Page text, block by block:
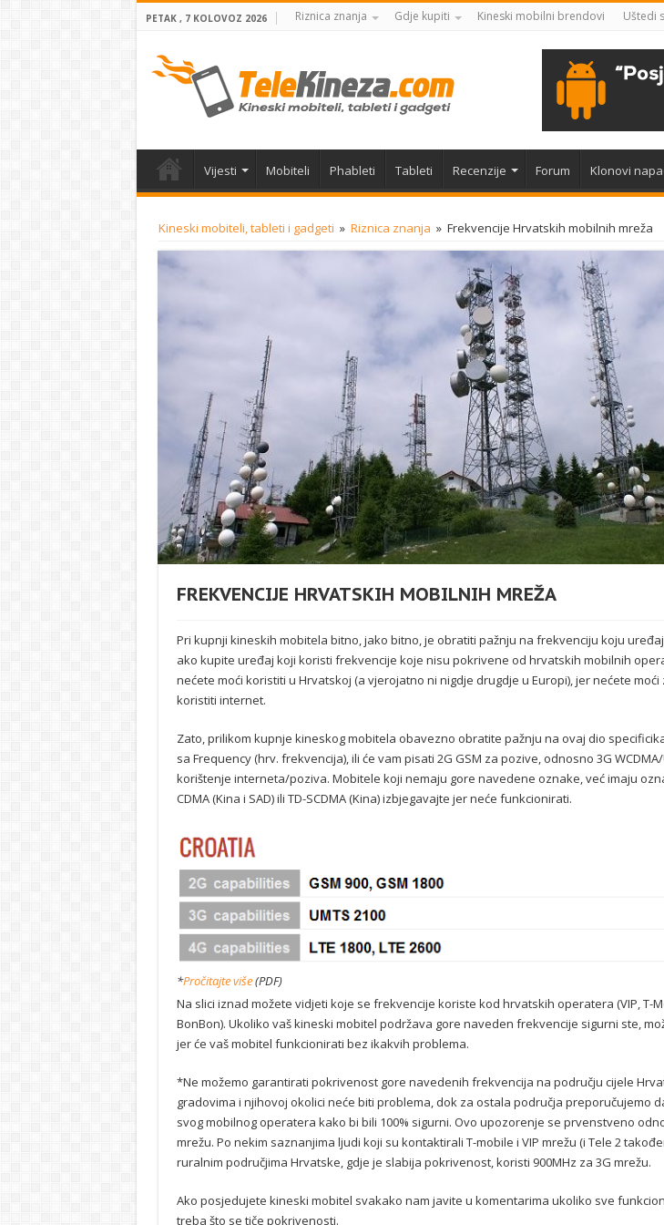
PETAK , 7 KOLOVOZ 2026 Riznica znanja Gdje kupiti Kineski mobilni brendovi Uštedi
Vijesti Mobiteli Phableti Tableti Recenzije Forum Klonovi
Kineski mobiteli, tableti i gadgeti » Riznica znanja » Frekvencije Hrvatskih mobilnih mreža
FREKVENCIJE HRVATSKIH MOBILNIH MREŽA
Pri kupnji kineskih mobitela bitno, jako bitno, je obratiti pažnju na frekvenciju koju uređaj
ako kupite uređaj koji koristi frekvencije koje nisu pokrivene od hrvatskih mobilnih
nećete moći koristiti u Hrvatskoj (a vjerojatno ni nigdje drugdje u Europi), jer nećete moći
koristiti internet.
Zato, prilikom kupnje kineskog mobitela obavezno obratite pažnju na ovaj dio
sa Frequency (hrv. frekvencija), ili će vam pisati 2G GSM za pozive, odnosno 3G
korištenje interneta/poziva. Mobitele koji nemaju gore navedene oznake, već imaju
CDMA (Kina i SAD) ili TD-SCDMA (Kina) izbjegavajte jer neće funkcionirati.
*Pročitajte više(PDF)
Na slici iznad možete vidjeti koje se frekvencije koriste kod hrvatskih operatera (VIP, T-
BonBon). Ukoliko vaš kineski mobitel podržava gore naveden frekvencije sigurni ste,
jer će vaš mobitel funkcionirati bez ikakvih problema.
*Ne možemo garantirati pokrivenost gore navedenih frekvencija na području cijele
gradovima i njihovoj okolici neće biti problema, dok za ostala područja preporučujemo
svog mobilnog operatera kako bi bili 100% sigurni. Ovo upozorenje se prvenstveno
mrežu. Po nekim saznanjima ljudi koji su kontaktirali T-mobile i VIP mrežu (i Tele 2
ruralnim područjima Hrvatske, gdje je slabija pokrivenost, koristi 900MHz za 3G mrežu.
Ako posjedujete kineski mobitel svakako nam javite u komentarima ukoliko sve
treba što se tiče pokrivenosti.